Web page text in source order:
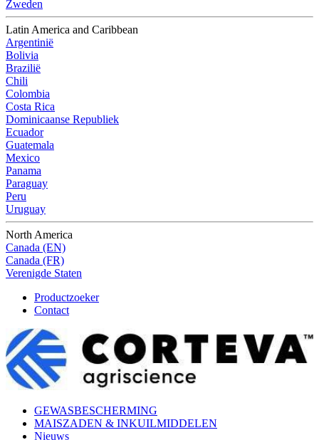
Zweden
Latin America and Caribbean
Argentinië
Bolivia
Brazilië
Chili
Colombia
Costa Rica
Dominicaanse Republiek
Ecuador
Guatemala
Mexico
Panama
Paraguay
Peru
Uruguay
North America
Canada (EN)
Canada (FR)
Verenigde Staten
Productzoeker
Contact
GEWASBESCHERMING
MAISZADEN & INKUILMIDDELEN
Nieuws